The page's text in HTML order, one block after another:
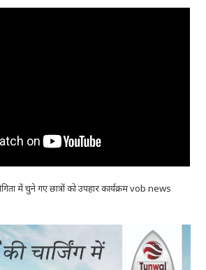
में चुने गए छात्रों को उपहार कार्यक्रम vob news